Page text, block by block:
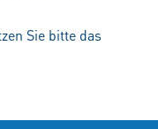
Sie bitte das